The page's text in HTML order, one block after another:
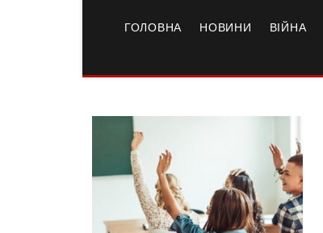
ГОЛОВНА НОВИНИ ВІЙНА